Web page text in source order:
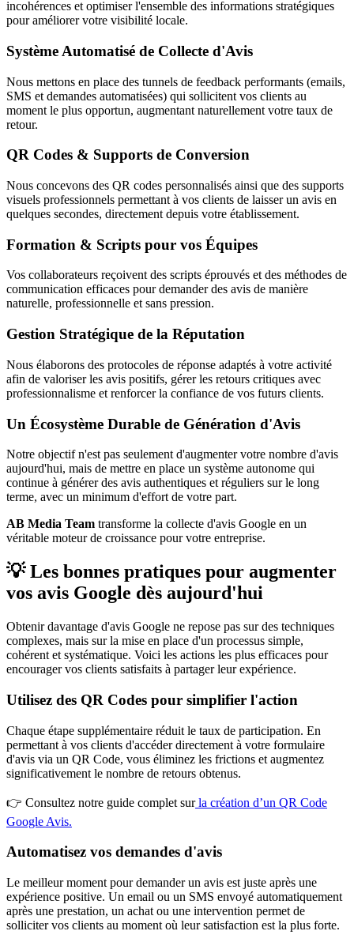
incohérences et optimiser l'ensemble des informations stratégiques
pour améliorer votre visibilité locale.
Système Automatisé de Collecte d'Avis
Nous mettons en place des tunnels de feedback performants (emails,
SMS et demandes automatisées) qui sollicitent vos clients au
moment le plus opportun, augmentant naturellement votre taux de
retour.
QR Codes & Supports de Conversion
Nous concevons des QR codes personnalisés ainsi que des supports
visuels professionnels permettant à vos clients de laisser un avis en
quelques secondes, directement depuis votre établissement.
Formation & Scripts pour vos Équipes
Vos collaborateurs reçoivent des scripts éprouvés et des méthodes de
communication efficaces pour demander des avis de manière
naturelle, professionnelle et sans pression.
Gestion Stratégique de la Réputation
Nous élaborons des protocoles de réponse adaptés à votre activité
afin de valoriser les avis positifs, gérer les retours critiques avec
professionnalisme et renforcer la confiance de vos futurs clients.
Un Écosystème Durable de Génération d'Avis
Notre objectif n'est pas seulement d'augmenter votre nombre d'avis
aujourd'hui, mais de mettre en place un système autonome qui
continue à générer des avis authentiques et réguliers sur le long
terme, avec un minimum d'effort de votre part.
AB Media Team transforme la collecte d'avis Google en un
véritable moteur de croissance pour votre entreprise.
💡 Les bonnes pratiques pour augmenter
vos avis Google dès aujourd'hui
Obtenir davantage d'avis Google ne repose pas sur des techniques
complexes, mais sur la mise en place d'un processus simple,
cohérent et systématique. Voici les actions les plus efficaces pour
encourager vos clients satisfaits à partager leur expérience.
Utilisez des QR Codes pour simplifier l'action
Chaque étape supplémentaire réduit le taux de participation. En
permettant à vos clients d'accéder directement à votre formulaire
d'avis via un QR Code, vous éliminez les frictions et augmentez
significativement le nombre de retours obtenus.
👉 Consultez notre guide complet surla création d’un QR Code
Google Avis.
Automatisez vos demandes d'avis
Le meilleur moment pour demander un avis est juste après une
expérience positive. Un email ou un SMS envoyé automatiquement
après une prestation, un achat ou une intervention permet de
solliciter vos clients au moment où leur satisfaction est la plus forte.